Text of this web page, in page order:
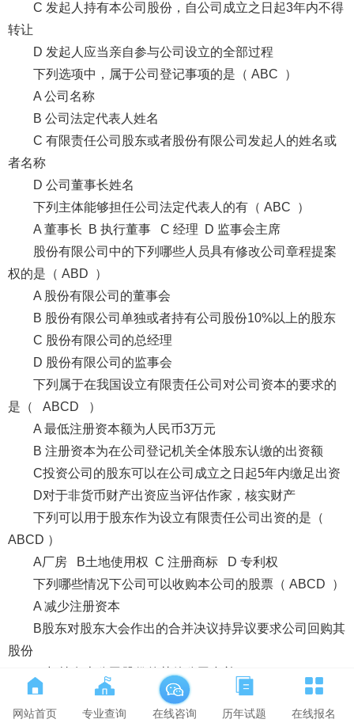
C 发起人持有本公司股份，自公司成立之日起3年内不得
转让
D 发起人应当亲自参与公司设立的全部过程
下列选项中，属于公司登记事项的是（ ABC ）
A 公司名称
B 公司法定代表人姓名
C 有限责任公司股东或者股份有限公司发起人的姓名或
者名称
D 公司董事长姓名
下列主体能够担任公司法定代表人的有（ ABC ）
A 董事长 B 执行董事 C 经理 D 监事会主席
股份有限公司中的下列哪些人员具有修改公司章程提案
权的是（ ABD ）
A 股份有限公司的董事会
B 股份有限公司单独或者持有公司股份10%以上的股东
C 股份有限公司的总经理
D 股份有限公司的监事会
下列属于在我国设立有限责任公司对公司资本的要求的
是（ ABCD ）
A 最低注册资本额为人民币3万元
B 注册资本为在公司登记机关全体股东认缴的出资额
C投资公司的股东可以在公司成立之日起5年内缴足出资
D对于非货币财产出资应当评估作家，核实财产
下列可以用于股东作为设立有限责任公司出资的是（
ABCD ）
A厂房 B土地使用权 C 注册商标 D 专利权
下列哪些情况下公司可以收购本公司的股票（ ABCD ）
A 减少注册资本
B股东对股东大会作出的合并决议持异议要求公司回购其
股份
C 与持有本公司股份的其他公司合并
D 将股份奖励给本公司职工
甲、乙、丙三人准备成立一家有限责任公司，根据《公
网站首页 专业查询 在线咨询 历年试题 在线报名